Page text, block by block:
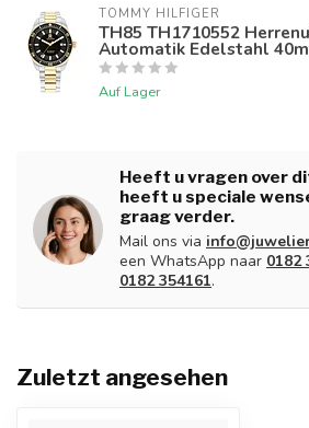
TOMMY HILFIGER
TH85 TH1710552
Automatik Edelstahl
Auf Lager
Heeft u vragen over
heeft u speciale
graag verder.
Mail ons via
een WhatsApp naar 0182
0182 354161.
Zuletzt angesehen